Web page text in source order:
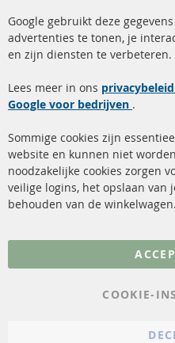
facebook
instagram
Snelle links
Roetfilter reiniging
Katalysator (KAT)
sensoren
FAQ
Gegevensbescherming
Google gebruikt deze
advertenties te tonen, je
en zijn diensten te verbeteren.
Lees meer in ons privacybeleid
Google voor bedrijven .
Sommige cookies zijn
website en kunnen niet
noodzakelijke cookies zorgen
veilige logins, het opslaan
behouden van de winkelwagen.
COOKIE-